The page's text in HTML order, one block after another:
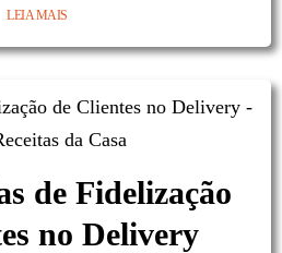
LEIA MAIS
de Fidelização
no Delivery